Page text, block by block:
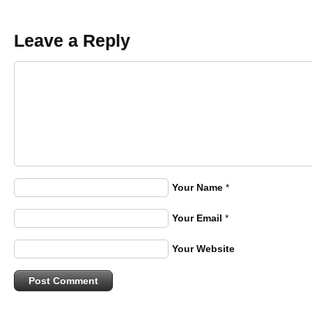
Leave a Reply
Your Name *
Your Email *
Your Website